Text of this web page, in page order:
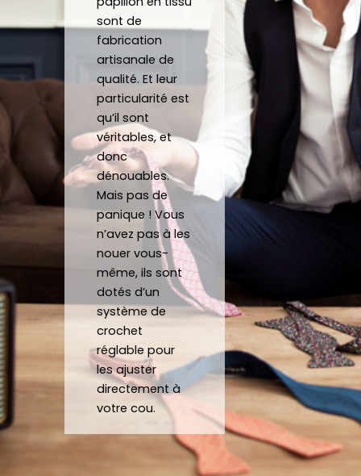
ise, il
a
fallu
plier
le
tissu.
Et le
tissu
est
très
froiss
é et
gond
olé
après
avoir
porté
la
crava
te 12
heure
s
ande
s:
devis,
ons,
des.
com
man
répo
nd
parfa
item
ent à
mon
maria
perso
ayan
t le
cou
large,
noeu
d et
fait
gratu
item
ent
un
Noeu
its
et
sont de
fabrication
artisanale de
qualité. Et leur
particularité est
qu’il sont
véritables, et
donc
dénouables.
Mais pas de
panique ! Vous
n’avez pas à les
nouer vous-
même, ils sont
dotés d’un
système de
crochet
réglable pour
les ajuster
directement à
votre cou.